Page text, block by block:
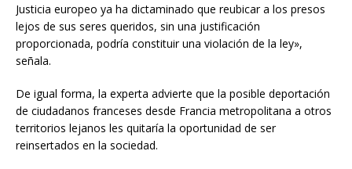
Justicia europeo ya ha dictaminado que reubicar a los presos
lejos de sus seres queridos, sin una justificación
proporcionada, podría constituir una violación de la ley»,
señala.
De igual forma, la experta advierte que la posible deportación
de ciudadanos franceses desde Francia metropolitana a otros
territorios lejanos les quitaría la oportunidad de ser
reinsertados en la sociedad.